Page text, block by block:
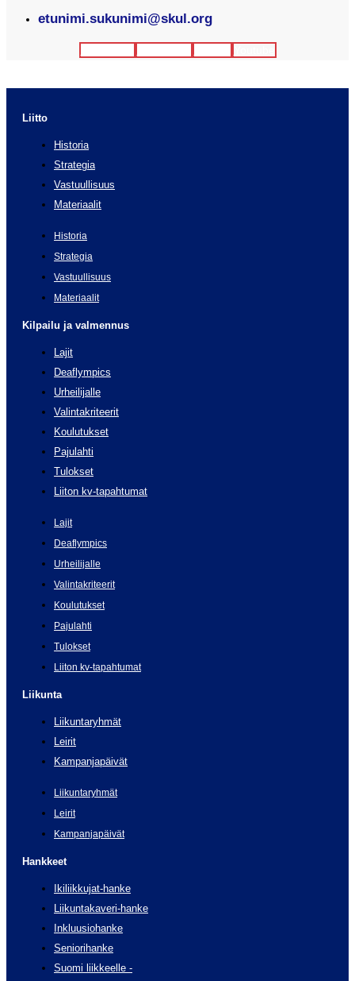
etunimi.sukunimi@skul.org
Liitto
Historia
Strategia
Vastuullisuus
Materiaalit
Historia
Strategia
Vastuullisuus
Materiaalit
Kilpailu ja valmennus
Lajit
Deaflympics
Urheilijalle
Valintakriteerit
Koulutukset
Pajulahti
Tulokset
Liiton kv-tapahtumat
Lajit
Deaflympics
Urheilijalle
Valintakriteerit
Koulutukset
Pajulahti
Tulokset
Liiton kv-tapahtumat
Liikunta
Liikuntaryhmät
Leirit
Kampanjapäivät
Liikuntaryhmät
Leirit
Kampanjapäivät
Hankkeet
Ikiliikkujat-hanke
Liikuntakaveri-hanke
Inkluusiohanke
Seniorihanke
Suomi liikkeelle -